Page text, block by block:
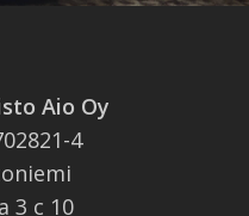
Aio Oy
4
3 c 10